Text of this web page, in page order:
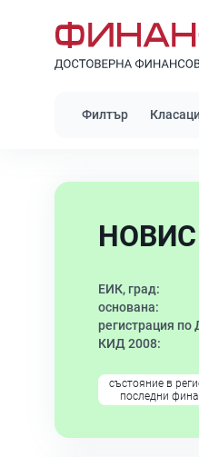
Филтър
ЕИК, град:
основана:
регистрация по
КИД 2008:
състояние в
последни